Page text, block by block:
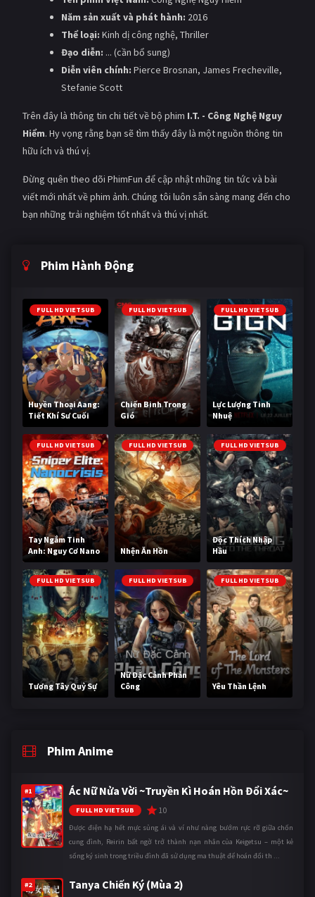
Năm sản xuất và phát hành: 2016
Thể loại: Kinh dị công nghệ, Thriller
Đạo diễn: ... (cần bổ sung)
Diễn viên chính: Pierce Brosnan, James Frecheville,
Stefanie Scott
Trên đây là thông tin chi tiết về bộ phim I.T. - Công Nghệ Nguy
Hiểm. Hy vọng rằng bạn sẽ tìm thấy đây là một nguồn thông tin
hữu ích và thú vị.
Đừng quên theo dõi PhimFun để cập nhật những tin tức và bài
viết mới nhất về phim ảnh. Chúng tôi luôn sẵn sàng mang đến cho
bạn những trải nghiệm tốt nhất và thú vị nhất.
Phim Hành Động
FULL HD VIETSUB
Huyền Thoại Aang:
Tiết Khí Sư Cuối
Cùng
FULL HD VIETSUB
Chiến Binh Trong
Gió
FULL HD VIETSUB
Lực Lượng Tinh
Nhuệ
FULL HD VIETSUB
Tay Ngắm Tinh
Anh: Nguy Cơ Nano
FULL HD VIETSUB
Nhện Ăn Hồn
FULL HD VIETSUB
Độc Thích Nhập
Hầu
FULL HD VIETSUB
Tương Tây Quỷ Sự
FULL HD VIETSUB
Nữ Đặc Cảnh Phản
Công
FULL HD VIETSUB
Yêu Thần Lệnh
Phim Anime
#1 Ác Nữ Nửa Vời ~Truyền Kì Hoán Hồn Đổi Xác~
FULL HD VIETSUB 10
Được điện hạ hết mực sủng ái và ví như nàng bướm rực rỡ giữa chốn
cung đình, Reirin bất ngờ trở thành nạn nhân của Keigetsu – một kẻ
sống ký sinh trong triều đình đã sử dụng ma thuật để hoán đổi th ...
#2 Tanya Chiến Ký (Mùa 2)